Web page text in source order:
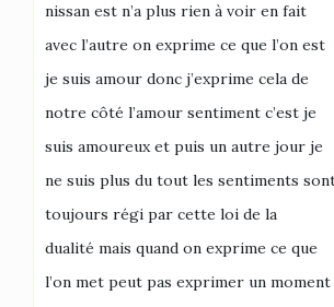
nissan est n’a plus rien à voir en fait
avec l’autre on exprime ce que l’on est
je suis amour donc j’exprime cela de
notre côté l’amour sentiment c’est je
suis amoureux et puis un autre jour je
ne suis plus du tout les sentiments
toujours régi par cette loi de la
dualité mais quand on exprime ce que
l’on met peut pas exprimer un moment